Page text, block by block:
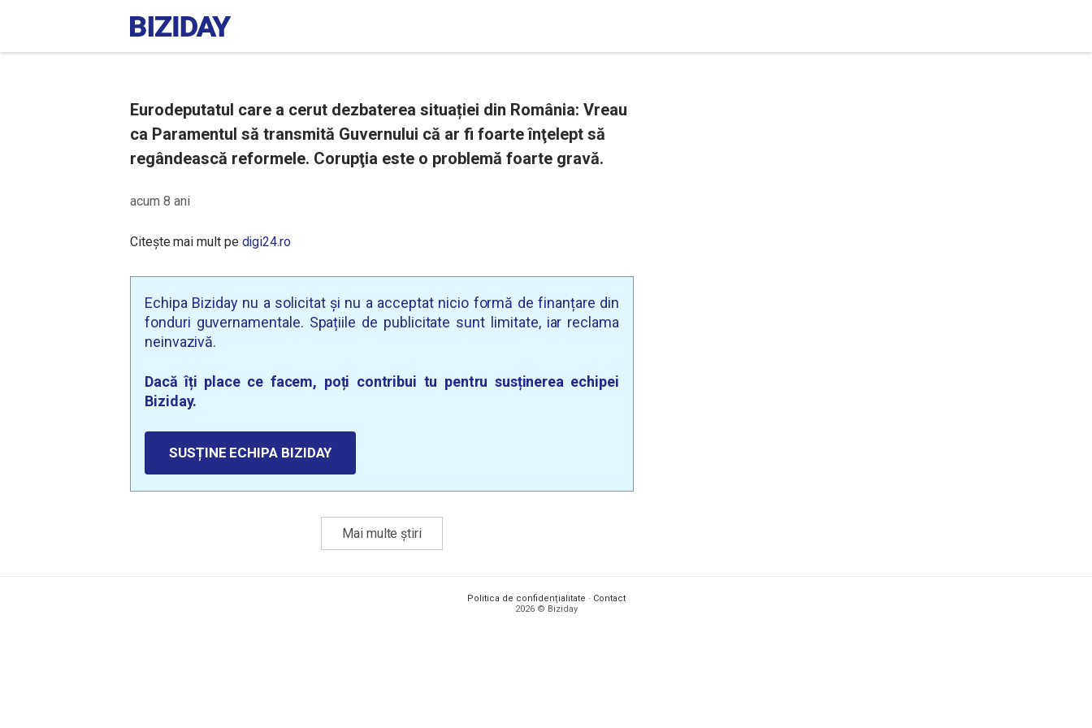
Eurodeputatul care a cerut dezbaterea situației din România: Vreau
ca Paramentul să transmită Guvernului că ar fi foarte înţelept să
regândească reformele. Corupţia este o problemă foarte gravă.
acum 8 ani
Citește mai mult pe digi24.ro
Echipa Biziday nu a solicitat și nu a acceptat nicio formă de finanțare din
fonduri guvernamentale. Spațiile de publicitate sunt limitate, iar reclama
neinvazivă.
Dacă îți place ce facem, poți contribui tu pentru susținerea echipei
Biziday.
SUSȚINE ECHIPA BIZIDAY
Mai multe știri
Politica de confidențialitate · Contact
2026 © Biziday